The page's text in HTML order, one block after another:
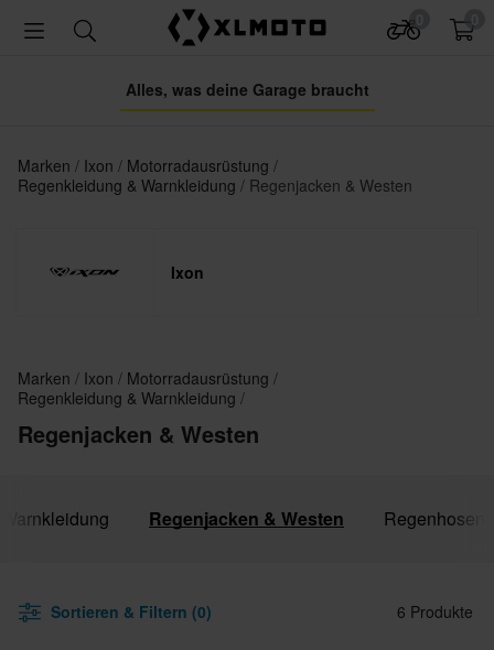
Alles, was deine Garage braucht
Marken Ixon
Motorradausrüstung
Regenkleidung & Warnkleidung
Regenjacken & Westen
Ixon
Marken Ixon
Motorradausrüstung
Regenkleidung & Warnkleidung
Regenjacken & Westen
Regenjacken & Westen Regenhosen
Sortieren & Filtern (0) 6 Produkte